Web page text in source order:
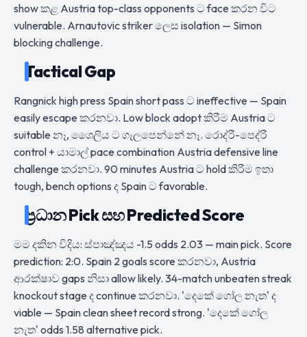
show කළ Austria top-class opponents ට face කරන විට
vulnerable. Arnautovic striker ලෙස isolation — Simon
blocking challenge.
Tactical Gap
Rangnick high press Spain short pass ට ineffective — Spain
easily escape කරනවා. Low block adopt කිරීම Austria ට
suitable නෑ, ශෛලිය ට ගැලපෙන්නේ නෑ. රොද්රී-පෙද්රී
control + යාමාල් pace combination Austria defensive line
challenge කරනවා. 90 minutes Austria ට hold කිරීම ඉතා
tough, bench options ද Spain ට favorable.
ප්‍රධාන Pick සහ Predicted Score
මම දකින විදිය: ස්පාඤ්ඤය -1.5 odds 2.03 — main pick. Score
prediction: 2:0. Spain 2 goals score කරනවා, Austria
ආරක්ෂාව gaps නිසා allow likely. 34-match unbeaten streak
knockout stage ද continue කරනවා. 'දෙකේ ගෝල නැත' ද
viable — Spain clean sheet record strong. 'දෙකේ ගෝල
නැත' odds 1.58 alternative pick.